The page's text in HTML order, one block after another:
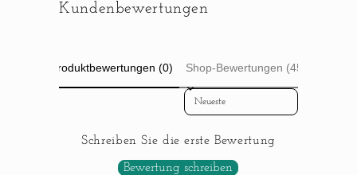
Kundenbewertungen
Produktbewertungen (0) Shop-Bewertungen (45)
Sort reviews by
Schreiben Sie die erste Bewertung
Bewertung schreiben